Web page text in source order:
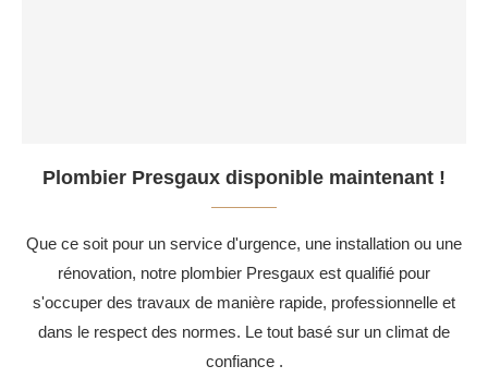
Plombier Presgaux disponible maintenant !
Que ce soit pour un service d'urgence, une installation ou une
rénovation, notre plombier Presgaux est qualifié pour
s'occuper des travaux de manière rapide, professionnelle et
dans le respect des normes. Le tout basé sur un climat de
confiance .